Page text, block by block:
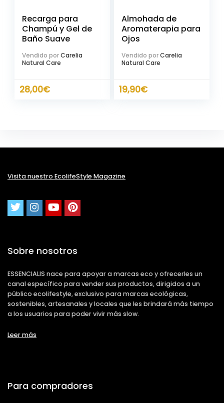
Recarga para
Champú y Gel de
Baño Suave
Vendido porCarelia
Natural Care
28,00€
Almohada de
Aromaterapia para
Ojos
Vendido porCarelia
Natural Care
19,90€
Visita nuestro EcolifeStyle Magazine
Sobre nosotros
ESSENCIALIS nace para apoyar a marcas eco y ofrecerles un
canal específico para vender sus productos, dirigidos a un
público ecolifestyle, exclusivo para marcas ecológicas,
sostenibles, artesanales y locales que les brindará más tiempo
a los usuarios para poder vivir más slow.
Leer más
Para compradores